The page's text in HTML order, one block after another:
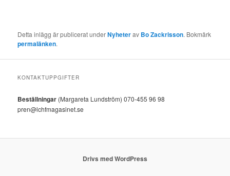
Detta inlägg är publicerat underNyheterav Bo Zackrisson. Bokmärk
permalänken.
KONTAKTUPPGIFTER
Beställningar (Margareta Lundström) 070-455 96 98
pren@lchfmagasinet.se
Drivs med WordPress